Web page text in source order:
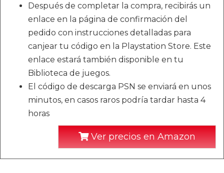
Después de completar la compra, recibirás un
enlace en la página de confirmación del
pedido con instrucciones detalladas para
canjear tu código en la Playstation Store. Este
enlace estará también disponible en tu
Biblioteca de juegos.
El código de descarga PSN se enviará en unos
minutos, en casos raros podría tardar hasta 4
horas
Ver precios en Amazon